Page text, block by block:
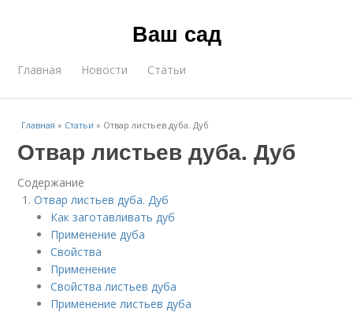
Ваш сад
Главная Новости Статьи
Главная » Статьи » Отвар листьев дуба. Дуб
Отвар листьев дуба. Дуб
Содержание
Отвар листьев дуба. Дуб
Как заготавливать дуб
Применение дуба
Свойства
Применение
Свойства листьев дуба
Применение листьев дуба